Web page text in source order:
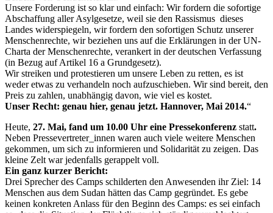
Unsere Forderung ist so klar und einfach: Wir fordern die sofortige
Abschaffung aller Asylgesetze, weil sie den Rassismus dieses
Landes widerspiegeln, wir fordern den sofortigen Schutz unserer
Menschenrechte, wir beziehen uns auf die Erklärungen in der UN-
Charta der Menschenrechte, verankert in der deutschen Verfassung
(in Bezug auf Artikel 16 a Grundgesetz).
Wir streiken und protestieren um unsere Leben zu retten, es ist
weder etwas zu verhandeln noch aufzuschieben. Wir sind bereit, den
Preis zu zahlen, unabhängig davon, wie viel es kostet.
Unser Recht: genau hier, genau jetzt. Hannover, Mai 2014.“
Heute, 27. Mai, fand um 10.00 Uhr eine Pressekonferenz statt.
Neben Pressevertreter_innen waren auch viele weitere Menschen
gekommen, um sich zu informieren und Solidarität zu zeigen. Das
kleine Zelt war jedenfalls gerappelt voll.
Ein ganz kurzer Bericht:
Drei Sprecher des Camps schilderten den Anwesenden ihr Ziel: 14
Menschen aus dem Sudan hätten das Camp gegründet. Es gebe
keinen konkreten Anlass für den Beginn des Camps: es sei einfach